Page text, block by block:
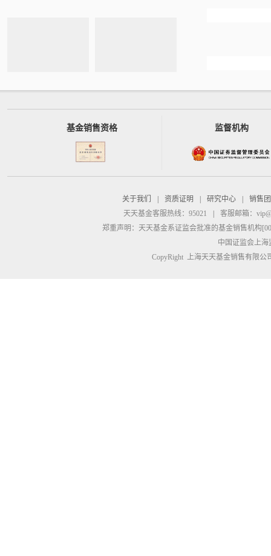
基金销售资格 监督机构
关于我们 资质证明 研究中心
销售
天天基金客服热线：95021
客服邮箱：
郑重声明： 天天基金系证监会批准的基金销售机构
中国证监会上
CopyRight 上海天天基金销售有限